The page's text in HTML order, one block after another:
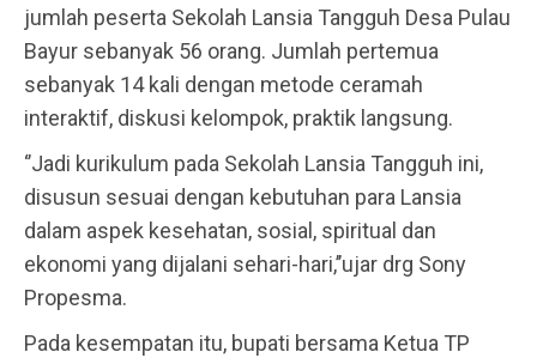
jumlah peserta Sekolah Lansia Tangguh Desa Pulau
Bayur sebanyak 56 orang. Jumlah pertemua
sebanyak 14 kali dengan metode ceramah
interaktif, diskusi kelompok, praktik langsung.
‘’Jadi kurikulum pada Sekolah Lansia Tangguh ini,
disusun sesuai dengan kebutuhan para Lansia
dalam aspek kesehatan, sosial, spiritual dan
ekonomi yang dijalani sehari-hari,’’ujar drg Sony
Propesma.
Pada kesempatan itu, bupati bersama Ketua TP